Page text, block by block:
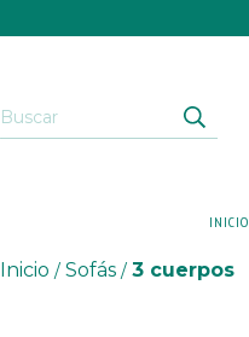
INICIO
Inicio / Sofás / 3 cuerpos